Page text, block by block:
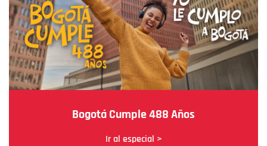
Bogotá Cumple 488 Años
Ir al especial >